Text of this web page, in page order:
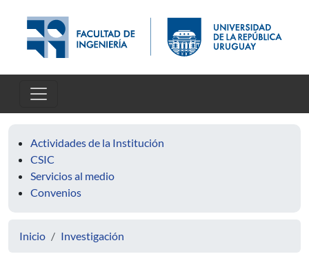
Actividades de la Institución
CSIC
Servicios al medio
Convenios
Inicio Investigación